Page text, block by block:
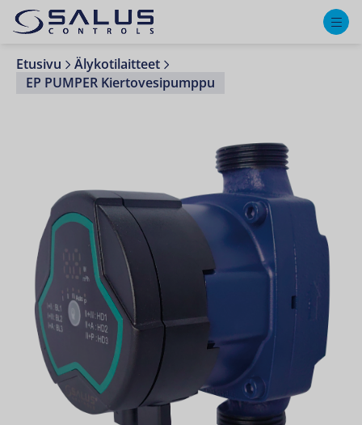
Etusivu
Älykotilaitteet
EP PUMPER Kiertovesipumppu